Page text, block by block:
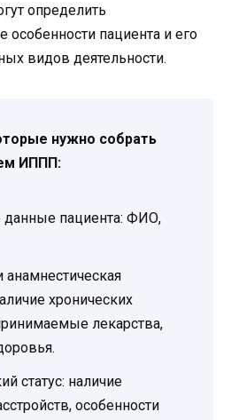
определить
особенности пациента и его
видов деятельности.
нужно собрать
ИППП:
пациента: ФИО,
хронических
лекарства,
статус: наличие
особенности